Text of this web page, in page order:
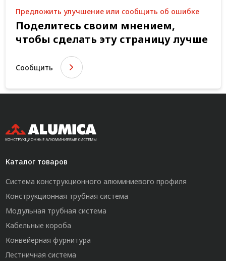
Предложить улучшение или сообщить об ошибке
Поделитесь своим мнением,
чтобы сделать эту страницу лучше
Сообщить
Каталог товаров
Система конструкционного алюминиевого профиля
Конструкционная трубная система
Модульная трубная система
Кабельные короба
Конвейерная фурнитура
Лестничная система